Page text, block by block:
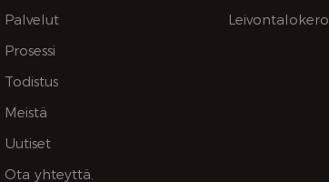
Palvelut
Prosessi
Todistus
Meistä
Uutiset
Ota yhteyttä.
Leivontalokero